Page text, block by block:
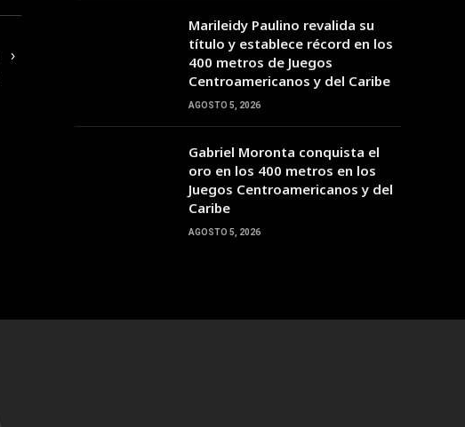
22:00
27°C
23:00
26°C
00:00
26°C
01:00
26°C
›
Marileidy Paulino revalida su
título y establece récord en los
400 metros de Juegos
Centroamericanos y del Caribe
AGOSTO 5, 2026
Gabriel Moronta conquista el
oro en los 400 metros en los
Juegos Centroamericanos y del
Caribe
AGOSTO 5, 2026